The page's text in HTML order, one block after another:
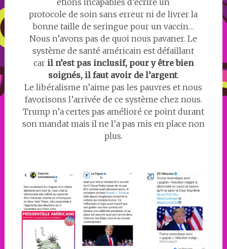
protocole de soin sans erreur ni de livrer la
bonne taille de seringue pour un vaccin…
Nous n’avons pas de quoi nous pavaner. Le
système de santé américain est défaillant
caril n’est pas inclusif, pour y être bien
soignés, il faut avoir de l’argent.
Le libéralisme n’aime pas les pauvres et nous
favorisons l’arrivée de ce système chez nous.
Trump n’a certes pas amélioré ce point durant
son mandat mais il ne l’a pas mis en place non
plus.